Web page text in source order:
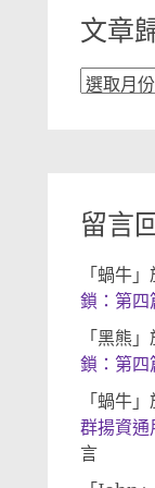
文章
文
留言
「 蝸牛」
鎖：第
「 黑熊
鎖：第
「 蝸牛」
群揚資通
言